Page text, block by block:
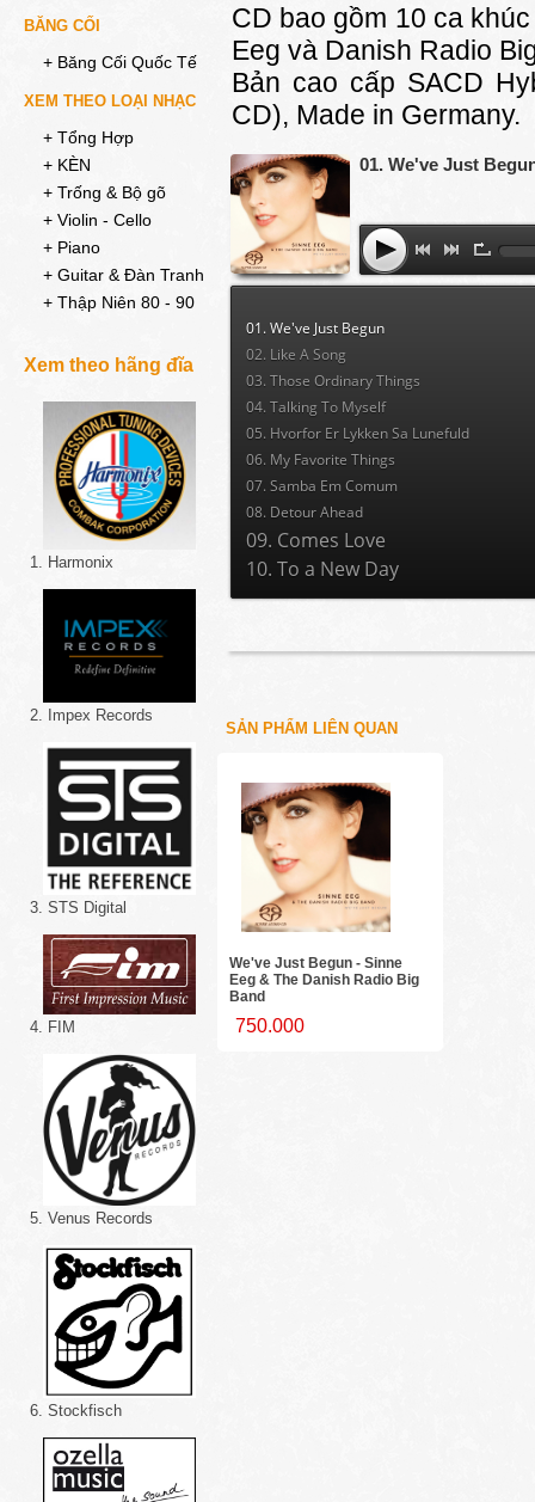
BĂNG CỐI
+ Băng Cối Quốc Tế
XEM THEO LOẠI NHẠC
+ Tổng Hợp
+ KÈN
+ Trống & Bộ gõ
+ Violin - Cello
+ Piano
+ Guitar & Đàn Tranh
+ Thập Niên 80 - 90
Xem theo hãng đĩa
1. Harmonix
2. Impex Records
3. STS Digital
4. FIM
5. Venus Records
6. Stockfisch
CD bao gồm 10 ca
Eeg và Danish Radio
Bản cao cấp SACD
CD), Made in Germany.
01. We've Just
01. We've Just Begun
02. Like A Song
03. Those Ordinary Things
04. Talking To Myself
05. Hvorfor Er Lykken Sa Lunefuld
06. My Favorite Things
07. Samba Em Comum
08. Detour Ahead
09. Comes Love
10. To a New Day
SẢN PHẨM LIÊN QUAN
We've Just Begun - Sinne
Eeg & The Danish Radio Big
Band
750.000